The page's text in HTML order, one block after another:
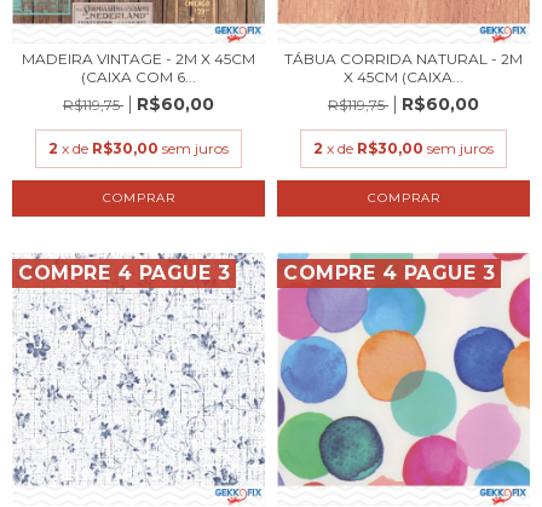
MADEIRA VINTAGE - 2M X 45CM
(CAIXA COM 6...
R$119,75
R$60,00
2 x de R$30,00 sem juros
TÁBUA CORRIDA NATURAL - 2M
X 45CM (CAIXA...
R$119,75
R$60,00
2 x de R$30,00 sem juros
COMPRE 4 PAGUE 3 COMPRE 4 PAGUE 3